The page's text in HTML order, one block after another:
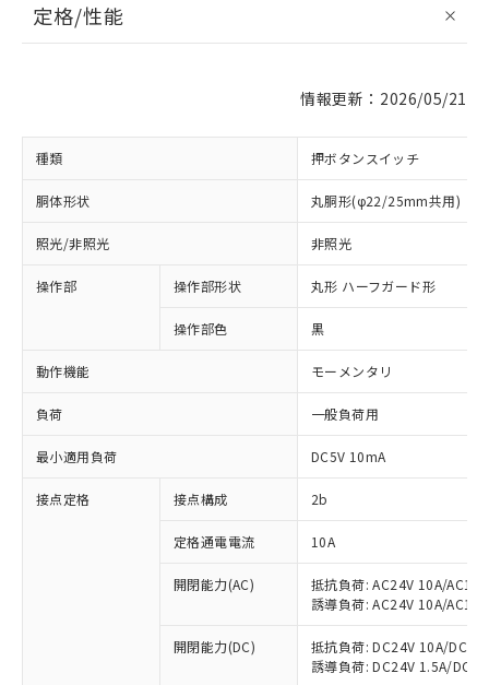
定格/性能
情報更新：2026/05/21
種類 押ボタンスイッチ
胴体形状 丸胴形(φ22/25mm共用)
照光/非照光 非照光
操作部 操作部形状 丸形 ハーフガード形
操作部色 黒
動作機能 モーメンタリ
負荷 一般負荷用
最小適用負荷 DC5V 10mA
接点定格 接点構成 2b
定格通電電流 10A
開閉能力(AC)
抵抗負荷: AC24V 10A/
誘導負荷: AC24V 10A/
開閉能力(DC)
抵抗負荷: DC24V 10A/
誘導負荷: DC24V 1.5A/
※1 対応状況
対応済み：EU RoHS指令（10物質）の
非含有に対応した製品が提供可能な商品で
対応予定：EU RoHS指令（10物質）の非含